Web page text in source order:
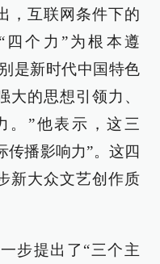
，互联网条件下的
个力”为根本遵
是新时代中国特色
大的思想引领力、
。”他表示，这三
传播影响力”。这四
新大众文艺创作质
步提出了“三个主